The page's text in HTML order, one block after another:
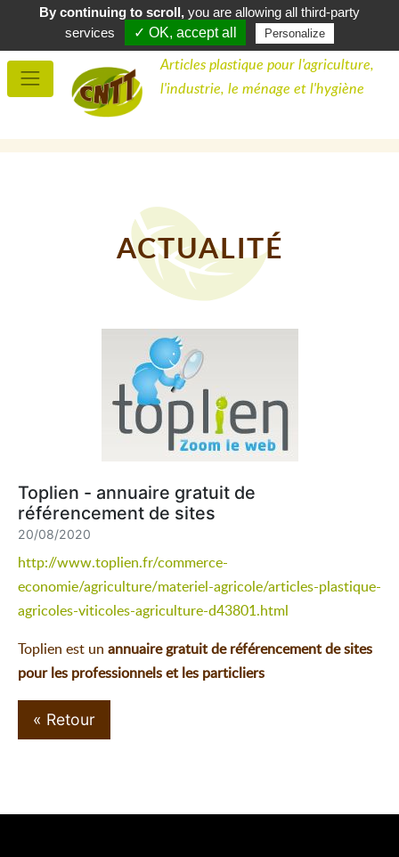
0,00 € Panier ( 0 )
Articles plastique pour l'agriculture,
l'industrie, le ménage et l'hygiène
ACTUALITÉ
Toplien - annuaire gratuit de
référencement de sites
20/08/2020
http://www.toplien.fr/commerce-
economie/agriculture/materiel-agricole/articles-plastique-
agricoles-viticoles-agriculture-d43801.html
Toplien est un annuaire gratuit de référencement de sites
pour les professionnels et les particliers
« Retour
By continuing to scroll,you are allowing all third-party
services
✓ OK, accept all Personalize